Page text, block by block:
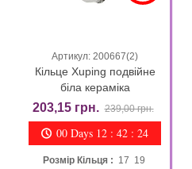
Артикул: 200667(2)
Кільце Xuping подвійне
біла кераміка
203,15 грн. 239,00 грн.
00 Days 12 : 42 : 23
Розмір Кільця : 17 19